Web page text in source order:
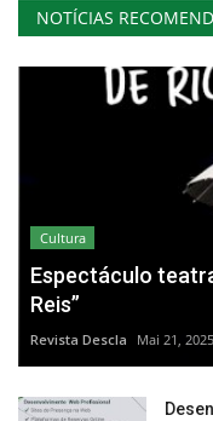
NOTÍCIAS
Cultura
Espectáculo
Reis”
Revista Descla Mai 21, 2025